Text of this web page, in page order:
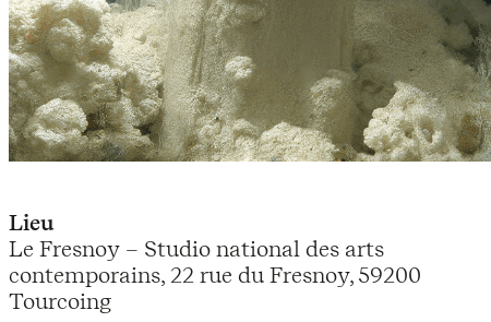
Lieu
Le Fresnoy – Studio national des arts
contemporains, 22 rue du Fresnoy, 59200
Tourcoing